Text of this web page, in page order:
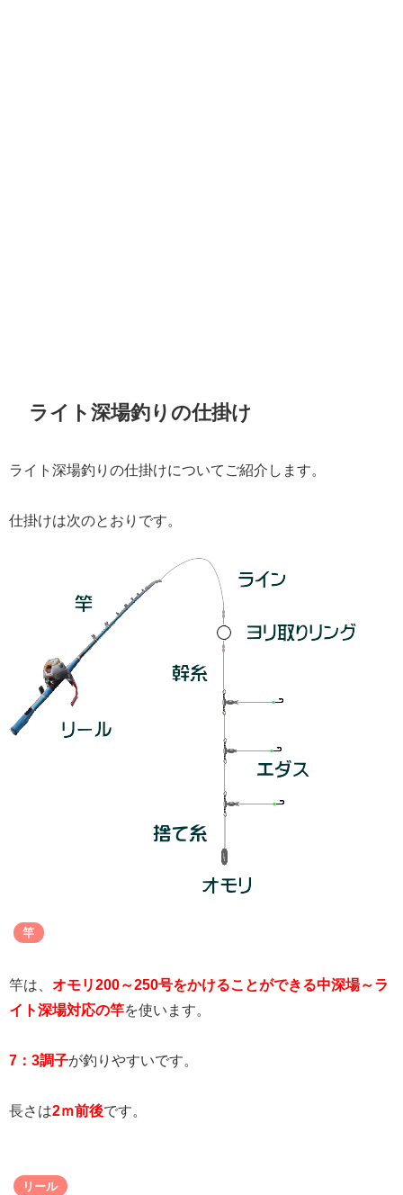
ライト深場釣りの仕掛け
ライト深場釣りの仕掛けについてご紹介します。
仕掛けは次のとおりです。
竿
竿は、 オモリ200～250号をかけることができる中深場～ラ
イト深場対応の竿を使います。
7：3調子が釣りやすいです。
長さは2ｍ前後です。
リール